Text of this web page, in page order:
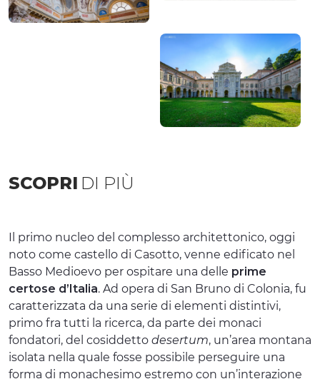
SCOPRI DI PIÙ
Il primo nucleo del complesso architettonico, oggi
noto come castello di Casotto, venne edificato nel
Basso Medioevo per ospitare una delle prime
certose d’Italia. Ad opera di San Bruno di Colonia, fu
caratterizzata da una serie di elementi distintivi,
primo fra tutti la ricerca, da parte dei monaci
fondatori, del cosiddetto desertum, un’area montana
isolata nella quale fosse possibile perseguire una
forma di monachesimo estremo con un’interazione